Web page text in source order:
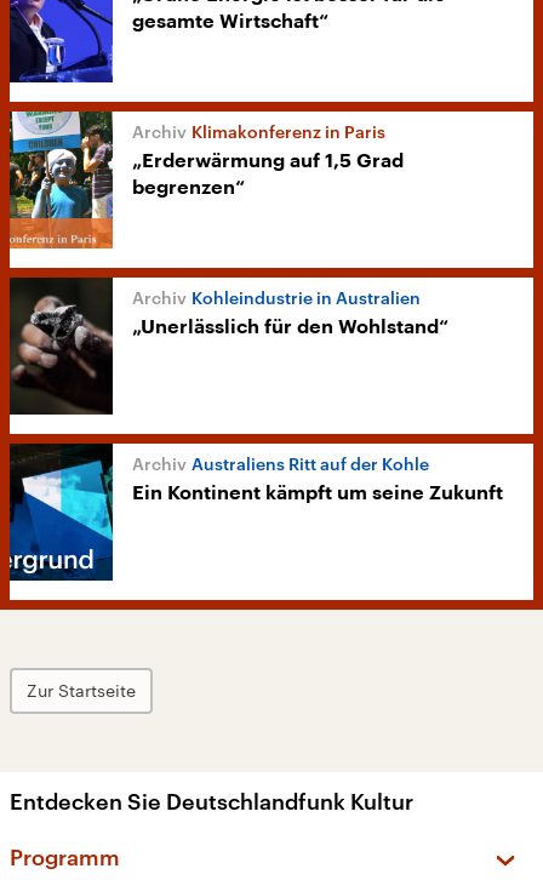
gesamte Wirtschaft“
Klimakonferenz in Paris
„Erderwärmung auf 1,5 Grad
begrenzen“
Kohleindustrie in Australien
„Unerlässlich für den Wohlstand“
Australiens Ritt auf der Kohle
Ein Kontinent kämpft um seine Zukunft
Zur Startseite
Entdecken Sie Deutschlandfunk Kultur
Programm